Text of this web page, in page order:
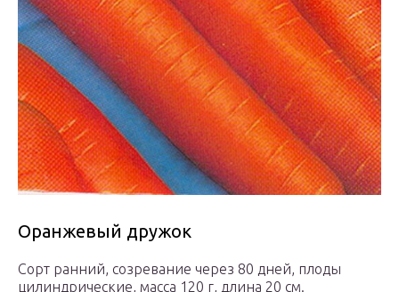
Оранжевый дружок
Сорт ранний, созревание через 80 дней, плоды
цилиндрические, масса 120 г, длина 20 см.